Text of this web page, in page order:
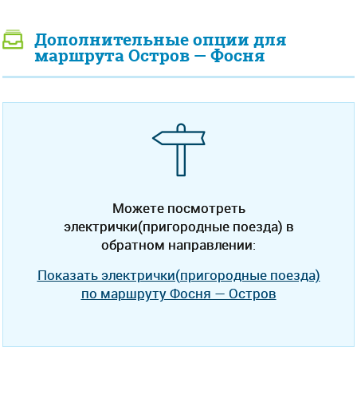
Дополнительные опции для
маршрута Остров — Фосня
Можете посмотреть
электрички(пригородные поезда) в
обратном направлении:
Показать электрички(пригородные поезда)
по маршруту Фосня — Остров